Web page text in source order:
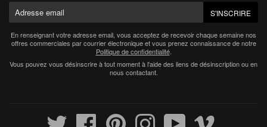
S'INSCRIRE
En renseignant votre adresse email, vous acceptez de recevoir chaque semaine nos
offres commerciales par courrier électronique et vous prenez connaissance de notre
Politique de confidentialité.
Vous pouvez vous désinscrire à tout moment à l'aide des liens de désinscription ou en
nous contactant.
Twitter Facebook Pinterest Instagram YouTube